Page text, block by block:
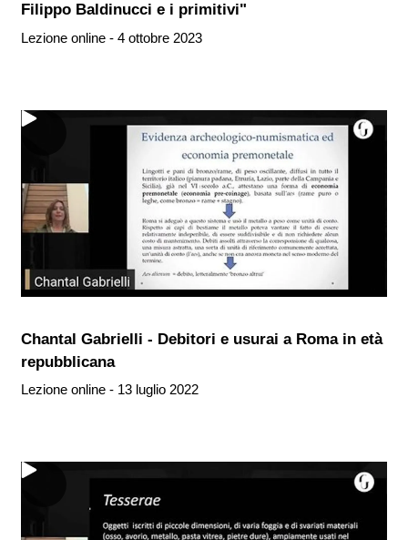
Filippo Baldinucci e i primitivi"
Lezione online - 4 ottobre 2023
Chantal Gabrielli - Debitori e usurai a Roma in età
repubblicana
Lezione online - 13 luglio 2022